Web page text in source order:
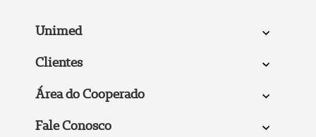
Unimed
Clientes
Área do Cooperado
Fale Conosco